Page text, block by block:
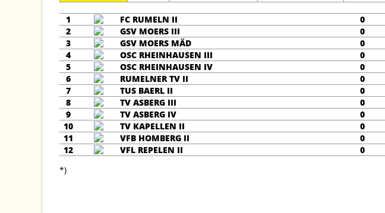
1 FC RUMELN II 0
2
GSV MOERS III 0
3
GSV MOERS MÄD 0
4
OSC RHEINHAUSEN III 0
5
OSC RHEINHAUSEN IV 0
6
RUMELNER TV II 0
7
TUS BAERL II 0
8
TV ASBERG III 0
9
TV ASBERG IV 0
10
TV KAPELLEN II 0
11
VFB HOMBERG II 0
12
VFL REPELEN II 0
*)